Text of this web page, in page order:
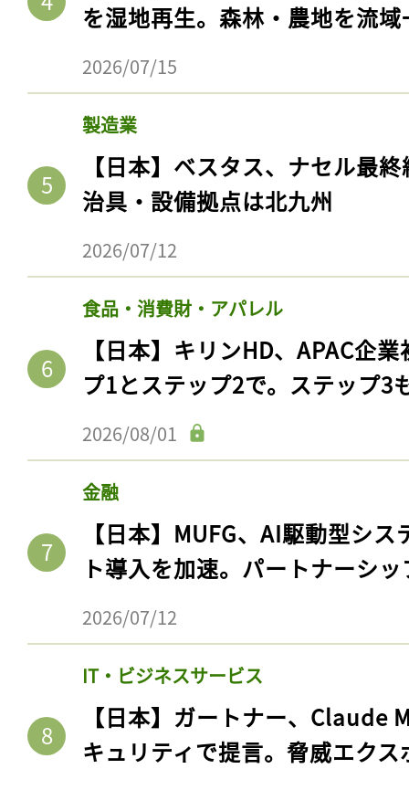
を湿地再生。森林・農地を流
2026/07/15
製造業
【日本】ベスタス、ナセル最
治具・設備拠点は北九州
2026/07/12
食品・消費財・アパレル
【日本】キリンHD、APAC企
プ1とステップ2で。ステップ3
2026/08/01
金融
【日本】MUFG、AI駆動型シ
ト導入を加速。パートナーシ
2026/07/12
IT・ビジネスサービス
【日本】ガートナー、Claude
キュリティで提言。脅威エク